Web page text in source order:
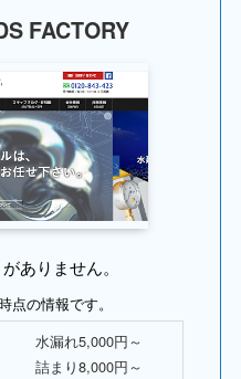
FACTORY
がありません。
点の情報です。
水漏れ5,000円～
詰まり8,000円～